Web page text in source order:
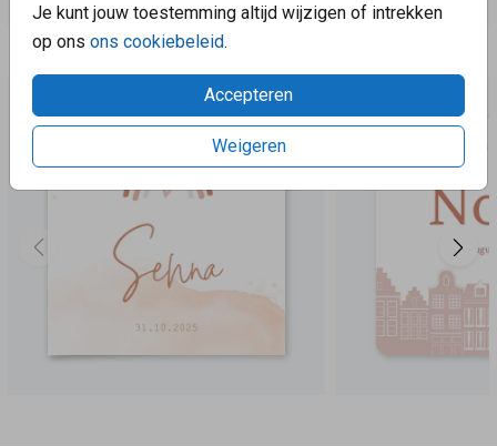
Je kunt jouw toestemming altijd wijzigen of intrekken
op ons ons cookiebeleid.
Accepteren
Weigeren
Aanbevolen